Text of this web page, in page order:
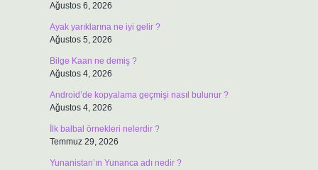
Ağustos 6, 2026
Ayak yarıklarına ne iyi gelir ?
Ağustos 5, 2026
Bilge Kaan ne demiş ?
Ağustos 4, 2026
Android’de kopyalama geçmişi nasıl bulunur ?
Ağustos 4, 2026
İlk balbal örnekleri nelerdir ?
Temmuz 29, 2026
Yunanistan’ın Yunanca adı nedir ?